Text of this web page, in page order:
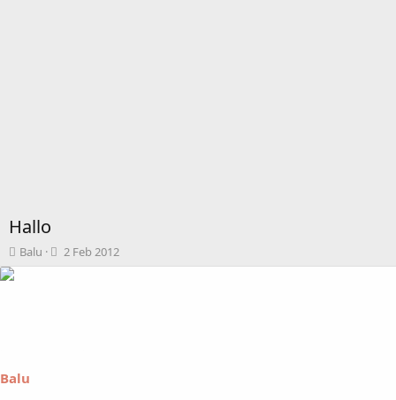
Hallo
T
h
a
Balu
B
e
2 Feb 2012
Balu